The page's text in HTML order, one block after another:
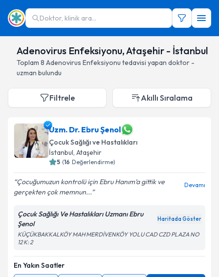
Doktor, klinik ara...
Adenovirus Enfeksiyonu, Ataşehir - İstanbul
Toplam 8 Adenovirus Enfeksiyonu tedavisi yapan doktor -
uzman bulundu
Filtrele Akıllı Sıralama
Uzm. Dr. Ebru Şenol
Çocuk Sağlığı ve Hastalıkları
İstanbul, Ataşehir
5 (16 Değerlendirme)
Çocuğumuzun kontrolü için Ebru Hanım’a gittik ve
gerçekten çok memnun...
Devamı
Çocuk Sağlığı Ve Hastalıkları Uzmanı Ebru
Şenol
Haritada Göster
KÜÇÜKBAKKALKÖY MAH MERDİVENKÖY YOLU CAD CZD PLAZA NO
12 K: 2
En Yakın Saatler